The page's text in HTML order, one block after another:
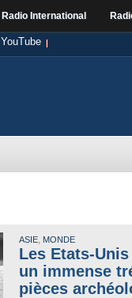
Radio International
YouTube
ASIE, MONDE
Les Etats-
un immense
pièces